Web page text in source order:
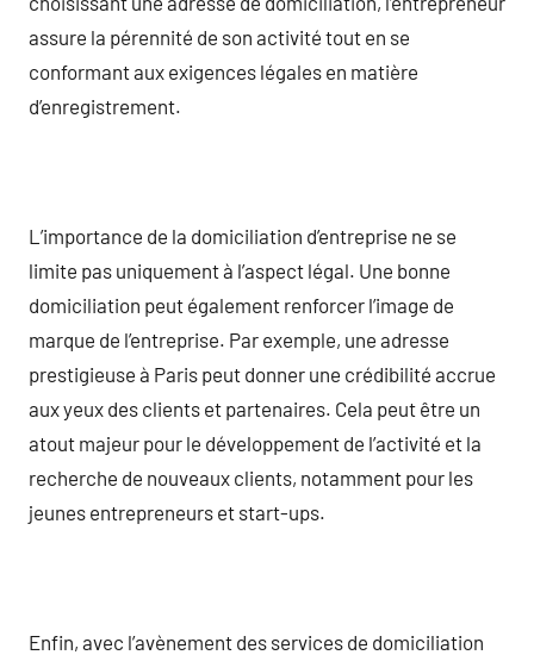
assure la pérennité de son activité tout en se
conformant aux exigences légales en matière
d’enregistrement.
L’importance de la domiciliation d’entreprise ne se
limite pas uniquement à l’aspect légal. Une bonne
domiciliation peut également renforcer l’image de
marque de l’entreprise. Par exemple, une adresse
prestigieuse à Paris peut donner une crédibilité accrue
aux yeux des clients et partenaires. Cela peut être un
atout majeur pour le développement de l’activité et la
recherche de nouveaux clients, notamment pour les
jeunes entrepreneurs et start-ups.
Enfin, avec l’avènement des services de domiciliation